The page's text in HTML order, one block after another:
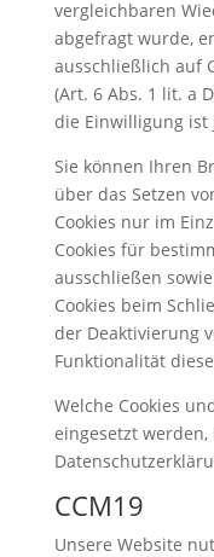
vergleichbaren
abgefragt wurde,
ausschließlich auf
(Art. 6 Abs. 1 lit. a
die Einwilligung
Sie können Ihren
über das Setzen
Cookies nur im
Cookies für
ausschließen
Cookies beim
der Deaktivierung
Funktionalität
Welche Cookies
eingesetzt
CCM19
Unsere Website